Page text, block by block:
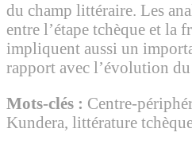
du champ littéraire. Les
entre l’étape tchèque et la
impliquent aussi un
rapport avec l’évolution
Mots-clés : Centre-
Kundera, littérature